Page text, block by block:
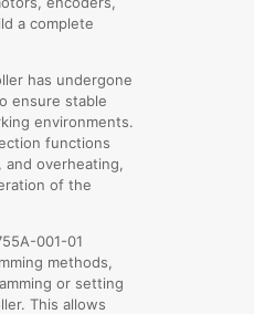
a complete
has undergone
ensure stable
environments.
functions
and overheating,
of the
001-01
methods,
or setting
This allows